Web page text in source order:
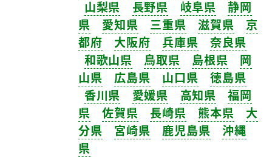
山梨県
長野県 岐阜県
静岡
県
愛知県 三重県 滋賀県
京
都府
大阪府 兵庫県
奈良県
和歌山県
鳥取県 島根県
岡
山県
広島県 山口県
徳島県
香川県
愛媛県 高知県
福岡
県
佐賀県 長崎県 熊本県
大
分県
宮崎県 鹿児島県
沖縄
県